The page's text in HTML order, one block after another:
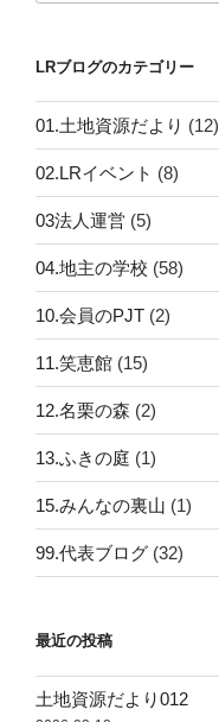
LRブログのカテゴリー
01.土地資源だより (12)
02.LRイベント (8)
03法人運営 (5)
04.地主の学校 (58)
10.会員のPJT (2)
11.笑恵館 (15)
12.名栗の森 (2)
13.ふきの庭 (1)
15.みんなの裏山 (1)
99.代表ブログ (32)
最近の投稿
土地資源だより012